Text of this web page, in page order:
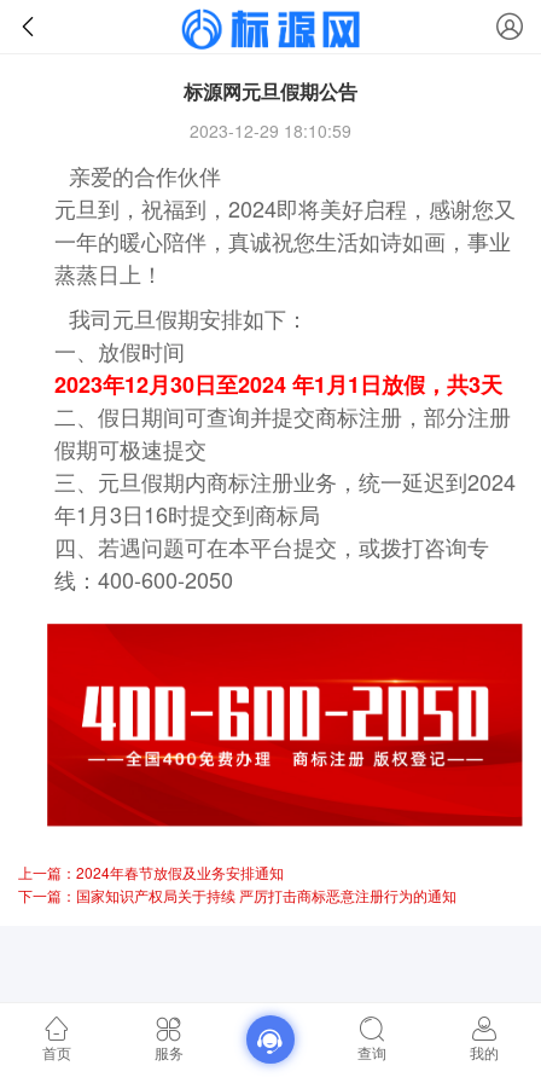
标源网元旦假期公告
2023-12-29 18:10:59
亲爱的合作伙伴
元旦到，祝福到，2024即将美好启程，感谢您又
一年的暖心陪伴，真诚祝您生活如诗如画，事业
蒸蒸日上！
我司元旦假期安排如下：
一、放假时间
2023年12月30日至2024 年1月1日放假，共3天
二、假日期间可查询并提交商标注册，部分注册
假期可极速提交
三、元旦假期内商标注册业务，统一延迟到2024
年1月3日16时提交到商标局
四、若遇问题可在本平台提交，或拨打咨询专
线：400-600-2050
上一篇：2024年春节放假及业务安排通知
下一篇：国家知识产权局关于持续 严厉打击商标恶意注册行为的通知
首页 服务 查询 我的